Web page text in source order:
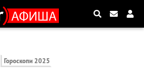
Гороскопи 2025